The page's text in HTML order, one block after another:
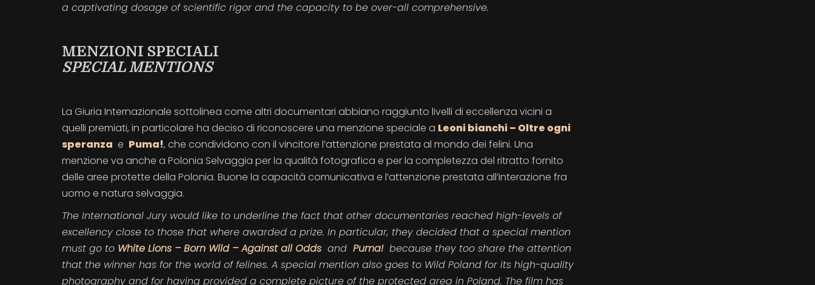
a captivating dosage of scientific rigor and the capacity to be over-all comprehensive.
MENZIONI SPECIALI
SPECIAL MENTIONS
La Giuria Internazionale sottolinea come altri documentari abbiano raggiunto livelli di eccellenza vicini a
quelli premiati, in particolare ha deciso di riconoscere una menzione speciale a Leoni bianchi – Oltre ogni
speranza e Puma!, che condividono con il vincitore l’attenzione prestata al mondo dei felini. Una
menzione va anche a Polonia Selvaggia per la qualità fotografica e per la completezza del ritratto fornito
delle aree protette della Polonia. Buone la capacità comunicativa e l’attenzione prestata all’interazione fra
uomo e natura selvaggia.
The International Jury would like to underline the fact that other documentaries reached high-levels of
excellency close to those that where awarded a prize. In particular, they decided that a special mention
must go to White Lions – Born Wild – Against all Odds and Puma!because they too share the attention
that the winner has for the world of felines. A special mention also goes to Wild Poland for its high-quality
photography and for having provided a complete picture of the protected area in Poland. The film has